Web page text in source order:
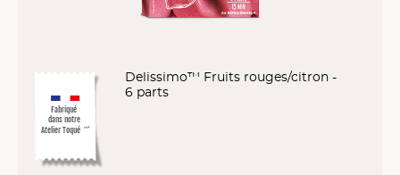
Fabriqué
dans notre
Atelier Toqué ™*
Delissimo™ Fruits rouges/citron -
6 parts